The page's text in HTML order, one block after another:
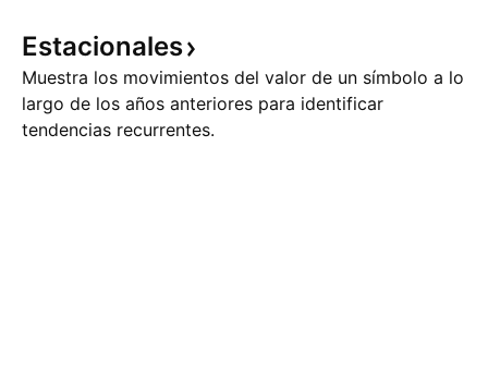
plazo tiene dos componentes: la
multipl
Estacionales
Muestra los movimientos del valor de un símbolo a lo
largo de los años anteriores para identificar
tendencias recurrentes.